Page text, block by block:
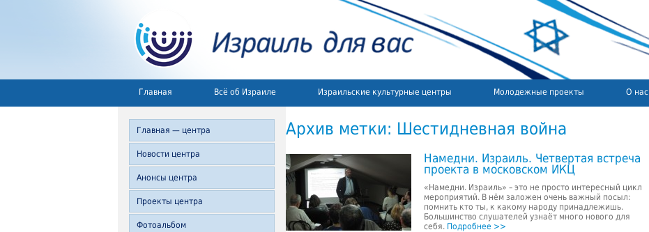
Главная Всё об Израиле Израильские культурные центры Молодежные проекты О нас
Главная — центра
Новости центра
Анонсы центра
Проекты центра
Фотоальбом
Архив метки: Шестидневная война
Намедни. Израиль. Четвертая встреча
проекта в московском ИКЦ
«Намедни. Израиль» – это не просто интересный цикл
мероприятий. В нём заложен очень важный посыл:
помнить кто ты, к какому народу принадлежишь.
Большинство слушателей узнаёт много нового для
себя. Подробнее >>